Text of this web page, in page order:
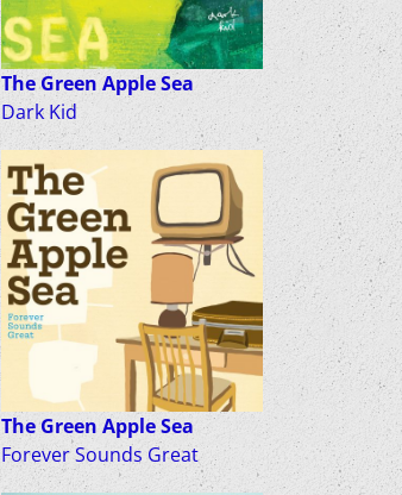
The Green Apple Sea
Dark Kid
The Green Apple Sea
Forever Sounds Great